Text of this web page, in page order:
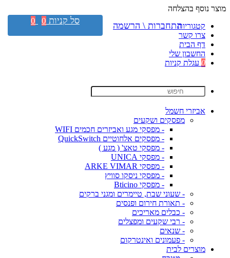
מוצר נוסף בהצלחה
קטגוריות
צרו קשר
דף הבית
החשבון שלי
0 עגלת קניות
אביזרי חשמל
מפסקים ושקעים
- מפסקי מגע ואביזרים חכמים WIFI
- מפסקים אלחוטיים QuickSwitch
- מפסקי טאצ' ( מגע )
- מפסקי UNICA
- מפסקי ARKE VIMAR
- מפסקי ניסקו סוויץ
- מפסקי Bticino
- שעוני שבת, טיימרים ומגני ברקים
- תאורת חירום ופנסים
- כבלים מאריכים
- רבי שקעים ומפצלים
- שנאים
- פעמונים ואינטרקום
מוצרים לבית
התחברות \ הרשמה סל קניות 0
0